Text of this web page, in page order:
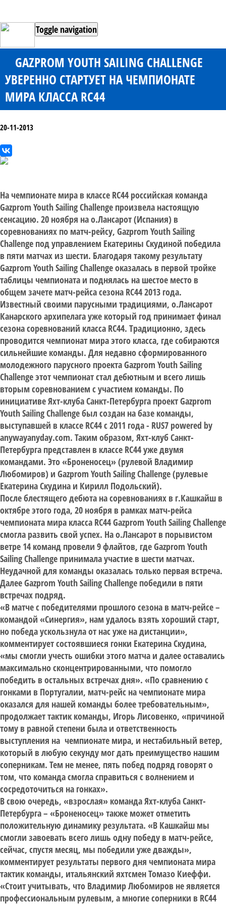
Toggle navigation
GAZPROM YOUTH SAILING CHALLENGE
УВЕРЕННО СТАРТУЕТ НА ЧЕМПИОНАТЕ
МИРА КЛАССА RC44
20-11-2013
На чемпионате мира в классе RC44 российская команда
Gazprom Youth Sailing Challenge произвела настоящую
сенсацию. 20 ноября на о.Лансарот (Испания) в
соревнованиях по матч-рейсу, Gazprom Youth Sailing
Challenge под управлением Екатерины Скудиной победила
в пяти матчах из шести. Благодаря такому результату
Gazprom Youth Sailing Challenge оказалась в первой тройке
таблицы чемпионата и поднялась на шестое место в
общем зачете матч-рейса сезона RC44 2013 года.
Известный своими парусными традициями, о.Лансарот
Канарского архипелага уже который год принимает финал
сезона соревнований класса RC44. Традиционно, здесь
проводится чемпионат мира этого класса, где собираются
сильнейшие команды. Для недавно сформированного
молодежного парусного проекта Gazprom Youth Sailing
Challenge этот чемпионат стал дебютным и всего лишь
вторым соревнованием с участием команды. По
инициативе Яхт-клуба Санкт-Петербурга проект Gazprom
Youth Sailing Challenge был создан на базе команды,
выступавшей в классе RC44 с 2011 года - RUS7 powered by
anywayanyday.com. Таким образом, Яхт-клуб Санкт-
Петербурга представлен в классе RC44 уже двумя
командами. Это «Броненосец» (рулевой Владимир
Любомиров) и Gazprom Youth Sailing Challenge (рулевые
Екатерина Скудина и Кирилл Подольский).
После блестящего дебюта на соревнованиях в г.Кашкайш в
октябре этого года, 20 ноября в рамках матч-рейса
чемпионата мира класса RC44 Gazprom Youth Sailing Challenge
смогла развить свой успех. На о.Лансарот в порывистом
ветре 14 команд провели 9 флайтов, где Gazprom Youth
Sailing Challenge принимала участие в шести матчах.
Неудачной для команды оказалась только первая встреча.
Далее Gazprom Youth Sailing Challenge победили в пяти
встречах подряд.
«В матче с победителями прошлого сезона в матч-рейсе –
командой «Синергия», нам удалось взять хороший старт,
но победа ускользнула от нас уже на дистанции»,
комментирует состоявшиеся гонки Екатерина Скудина,
«мы смогли учесть ошибки этого матча и далее оставались
максимально сконцентрированными, что помогло
победить в остальных встречах дня». «По сравнению с
гонками в Португалии, матч-рейс на чемпионате мира
оказался для нашей команды более требовательным»,
продолжает тактик команды, Игорь Лисовенко, «причиной
тому в равной степени была и ответственность
выступления на чемпионате мира, и нестабильный ветер,
который в любую секунду мог дать преимущество нашим
соперникам. Тем не менее, пять побед подряд говорят о
том, что команда смогла справиться с волнением и
сосредоточиться на гонках».
В свою очередь, «взрослая» команда Яхт-клуба Санкт-
Петербурга – «Броненосец» также может отметить
положительную динамику результата. «В Кашкайш мы
смогли завоевать всего лишь одну победу в матч-рейсе,
сейчас, спустя месяц, мы победили уже дважды»,
комментирует результаты первого дня чемпионата мира
тактик команды, итальянский яхтсмен Томазо Киеффи.
«Стоит учитывать, что Владимир Любомиров не является
профессиональным рулевым, а многие соперники в RC44